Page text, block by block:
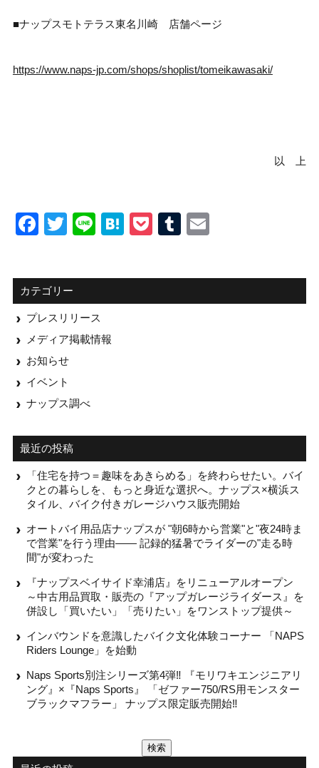
■ナップスモトテラス東名川崎 店舗ページ
https://www.naps-jp.com/shops/shoplist/tomeikawasaki/
以 上
Facebook
Twitter
LineHatena
PocketTumblr
カテゴリー
プレスリリース
メディア掲載情報
お知らせ
イベント
ナップス調べ
最近の投稿
「住宅を持つ＝趣味をあきらめる」を終わらせたい。バイ
クとの暮らしを、もっと身近な選択へ。ナップス×横浜ス
タイル、バイク付きガレージハウス販売開始
オートバイ用品店ナップスが "朝6時から営業"と"夜24時ま
で営業"を行う理由—— 記録的猛暑でライダーの"走る時
間"が変わった
『ナップスベイサイド幸浦店』をリニューアルオープン
～中古用品買取・販売の『アップガレージライダース』を
併設し「買いたい」「売りたい」をワンストップ提供～
インバウンドを意識したバイク文化体験コーナー 「NAPS
Riders Lounge」を始動
Naps Sports別注シリーズ第4弾‼ 『モリワキエンジニアリ
ング』×『Naps Sports』 「ゼファー750/RS用モンスター
ブラックマフラー」 ナップス限定販売開始‼
索: